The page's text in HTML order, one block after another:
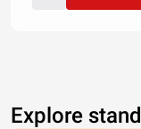
Explore